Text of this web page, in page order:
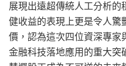
展現出遠超傳統人工分析的
健收益的表現上更是令人驚
價，認為這次四位資深專家
金融科技落地應用的重大突